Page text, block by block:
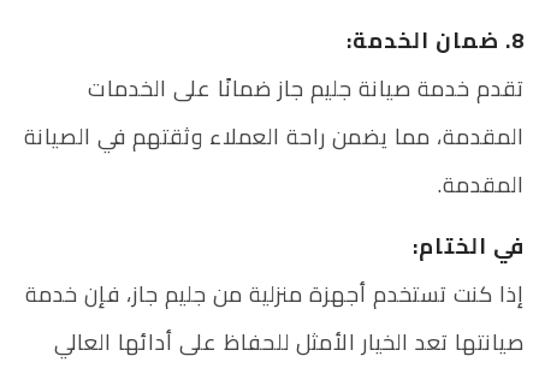
8. ضمان الخدمة:
تقدم خدمة صيانة جليم جاز ضمانًا على الخدمات
المقدمة، مما يضمن راحة العملاء وثقتهم في الصيانة
المقدمة.
في الختام:
إذا كنت تستخدم أجهزة منزلية من جليم جاز، فإن خدمة
صيانتها تعد الخيار الأمثل للحفاظ على أدائها العالي